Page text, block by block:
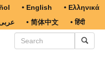
• English
• Ελληνικά
• • 简体中文 • हिंदी